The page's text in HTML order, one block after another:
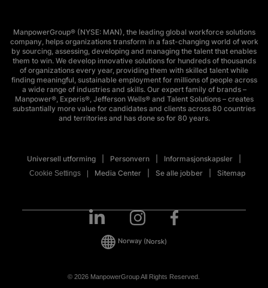
ManpowerGroup® (NYSE: MAN), the leading global workforce solutions
company, helps organizations transform in a fast-changing world of work
by sourcing, assessing, developing and managing the talent that enables
them to win. We develop innovative solutions for hundreds of thousands
of organizations every year, providing them with skilled talent while
finding meaningful, sustainable employment for millions of people across
a wide range of industries and skills. Our expert family of brands –
Manpower®, Experis®, Jefferson Wells® and Talent Solutions – creates
substantially more value for candidates and clients across 80 countries
and territories and has done so for 80 years.
Universell utforming Personvern Informasjonskapsler
Cookie Settings Media Center Se alle jobber Sitemap
© 2026 ManpowerGroup All Rights Reserved.
Norway (Norsk)